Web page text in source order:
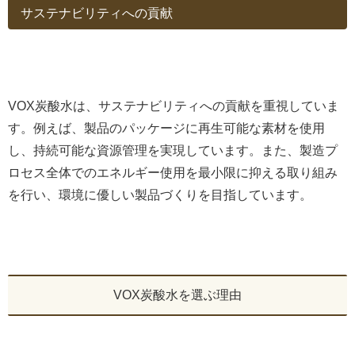
サステナビリティへの貢献
VOX炭酸水は、サステナビリティへの貢献を重視していま
す。例えば、製品のパッケージに再生可能な素材を使用
し、持続可能な資源管理を実現しています。また、製造プ
ロセス全体でのエネルギー使用を最小限に抑える取り組み
を行い、環境に優しい製品づくりを目指しています。
VOX炭酸水を選ぶ理由